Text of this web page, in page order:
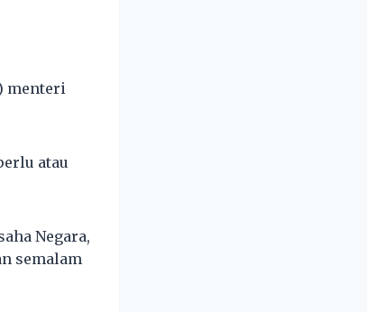
menteri
atau
Negara,
semalam